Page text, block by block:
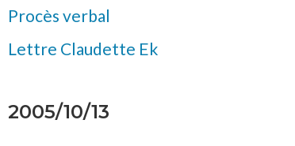
Procès verbal
Lettre Claudette Ek
2005/10/13